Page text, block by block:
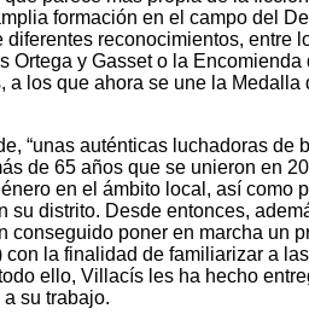
formación en el campo del
diferentes reconocimientos, entre
Ortega y Gasset o la
a los que ahora se une la
“unas auténticas luchadoras de
de 65 años que se unieron en
en el ámbito local, así como
su distrito. Desde entonces,
conseguido poner en marcha un
con la finalidad de familiarizar a
ello, Villacís les ha hecho
su trabajo.